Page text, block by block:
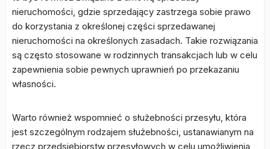
nieruchomości, gdzie sprzedający zastrzega sobie prawo
do korzystania z określonej części sprzedawanej
nieruchomości na określonych zasadach. Takie rozwiązania
są często stosowane w rodzinnych transakcjach lub w celu
zapewnienia sobie pewnych uprawnień po przekazaniu
własności.
Warto również wspomnieć o służebności przesyłu, która
jest szczególnym rodzajem służebności, ustanawianym na
rzecz przedsiębiorstw przesyłowych w celu umożliwienia